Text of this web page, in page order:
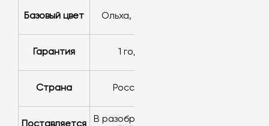
Базовый цвет ольха, орех
Гарантия 1 год
Страна Россия
в разобранном